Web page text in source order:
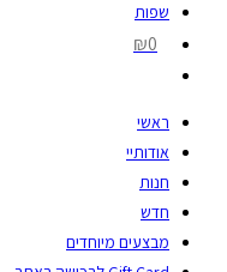
שפות
₪0
ראשי
אודותיי
חנות
חדש
מבצעים מיוחדים